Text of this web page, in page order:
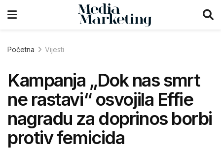
Početna Vijesti
Kampanja „Dok nas smrt
ne rastavi“ osvojila Effie
nagradu za doprinos borbi
protiv femicida